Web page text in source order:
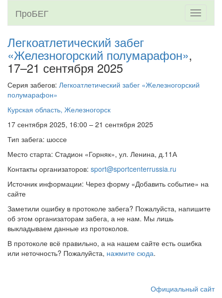
Toggle
ПроБЕГ
Легкоатлетический забег
«Железногорский полумарафон»,
17–21 сентября 2025
Серия забегов: Легкоатлетический забег «Железногорский
полумарафон»
Курская область, Железногорск
17 сентября 2025, 16:00 – 21 сентября 2025
Тип забега: шоссе
Место старта: Стадион «Горняк», ул. Ленина, д.11А
Контакты организаторов: sport@sportcenterrussia.ru
Источник информации: Через форму «Добавить событие» на
сайте
Заметили ошибку в протоколе забега? Пожалуйста, напишите
об этом организаторам забега, а не нам. Мы лишь
выкладываем данные из протоколов.
В протоколе всё правильно, а на нашем сайте есть ошибка
или неточность? Пожалуйста, нажмите сюда.
Официальный сайт